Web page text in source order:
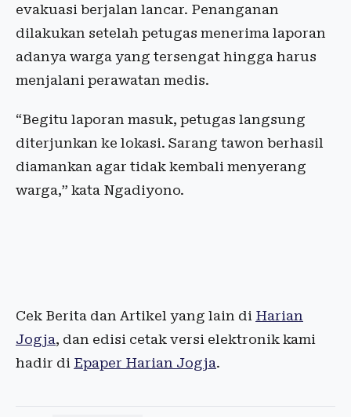
evakuasi berjalan lancar. Penanganan
dilakukan setelah petugas menerima laporan
adanya warga yang tersengat hingga harus
menjalani perawatan medis.
“Begitu laporan masuk, petugas langsung
diterjunkan ke lokasi. Sarang tawon berhasil
diamankan agar tidak kembali menyerang
warga,” kata Ngadiyono.
Cek Berita dan Artikel yang lain di Harian
Jogja, dan edisi cetak versi elektronik kami
hadir di Epaper Harian Jogja.